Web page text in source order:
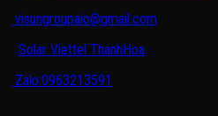
visungroupaio@gmail.com
Solar Viettel ThanhHoa
Zalo:0963213591